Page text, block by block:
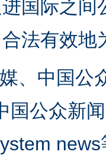
国际之
法有效地
、中国公
国公众新